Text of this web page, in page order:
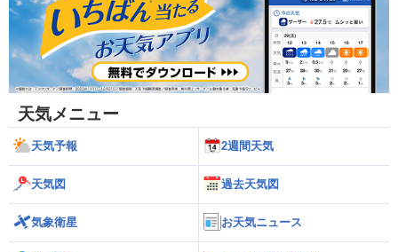
天気メニュー
天気予報 2週間天気
天気図 過去天気図
気象衛星 お天気ニュース